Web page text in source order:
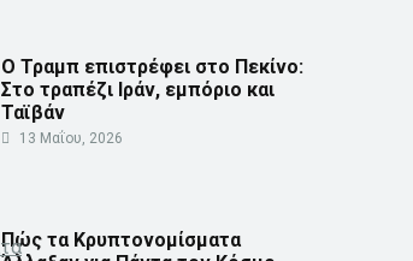
Ο Τραμπ επιστρέφει στο Πεκίνο:
Στο τραπέζι Ιράν, εμπόριο και
Ταϊβάν
13 Μαΐου, 2026
Πώς τα Κρυπτονομίσματα